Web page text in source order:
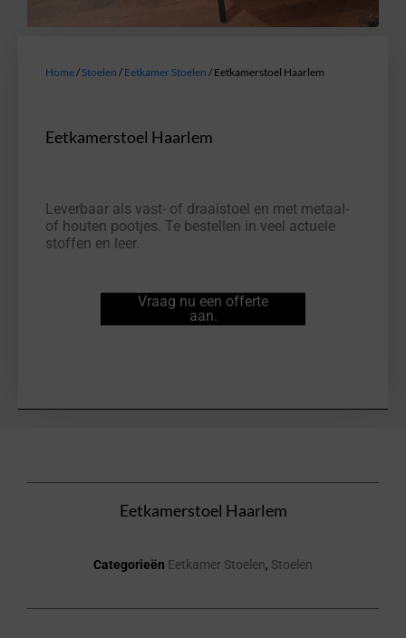
Home/Stoelen /Eetkamer Stoelen / Eetkamerstoel Haarlem
Eetkamerstoel Haarlem
Leverbaar als vast- of draaistoel en met metaal-
of houten pootjes. Te bestellen in veel actuele
stoffen en leer.
Vraag nu een offerte
aan.
Eetkamerstoel Haarlem
Categorieën Eetkamer Stoelen, Stoelen